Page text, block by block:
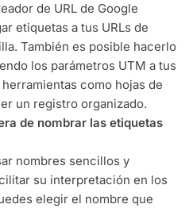
de URL de Google
etiquetas a tus URLs de
También es posible hacerlo
los parámetros UTM a tus
como hojas de
un registro organizado.
de nombrar las etiquetas
nombres sencillos y
su interpretación en los
elegir el nombre que